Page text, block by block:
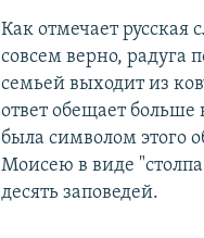
Как отмечает
совсем верно, радуга
семьей выходит из
ответ обещает больше
была символом этого
Моисею в виде
десять заповедей.